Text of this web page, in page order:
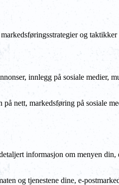
og
innlegg på sosiale medier,
nett, markedsføring på sosiale
informasjon om menyen
og tjenestene dine, e-